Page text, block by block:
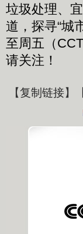
垃圾处理、
道，探寻“城
至周五（
请关注！
【复制链接】